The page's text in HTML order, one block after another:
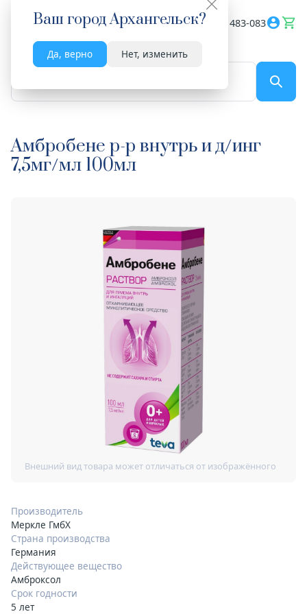
Ваш городАрхангельск?
Да, верно Нет, изменить
Весь сайт 8182 483-083
Амбробене р-р внутрь и д/инг
7,5мг/мл 100мл
Производитель
Меркле ГмбХ
Страна производства
Германия
Действующее вещество
Амброксол
Срок годности
5 лет